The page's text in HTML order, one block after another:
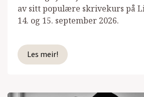
av sitt populære skrivekurs på
14. og 15. september 2026.
Les meir!